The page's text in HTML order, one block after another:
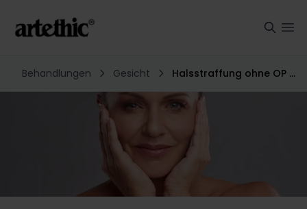
Behandlungen Gesicht Halsstraffung ohne OP in Düsseldorf